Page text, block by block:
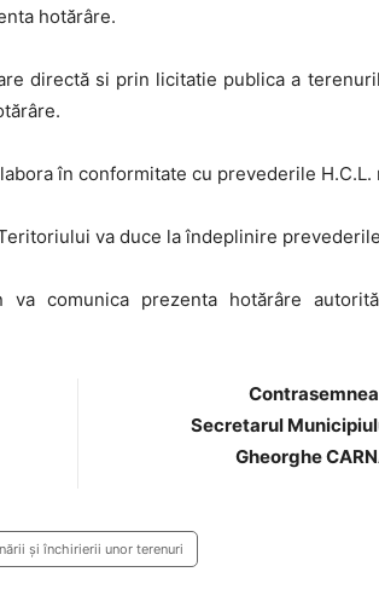
hotărâre.
directă si prin licitatie publica a
în conformitate cu prevederile H.C.L.
va duce la îndeplinire
va comunica prezenta hotărâre
Secretarul
Gheorghe
şi închirierii unor terenuri